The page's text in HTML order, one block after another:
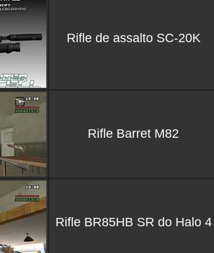
Rifle de assalto SC-20K
Rifle Barret M82
Rifle BR85HB SR do Halo 4